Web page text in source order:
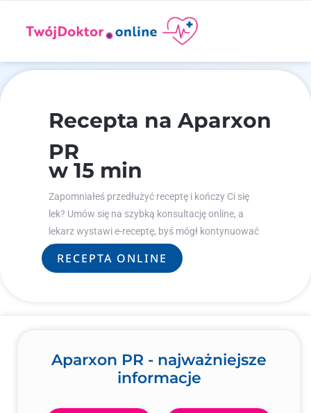
Recepta na Aparxon
PR
w 15 min
Zapomniałeś przedłużyć receptę i kończy Ci się
lek? Umów się na szybką konsultację online, a
lekarz wystawi e-receptę, byś mógł kontynuować
leczenie.
RECEPTA ONLINE
Aparxon PR - najważniejsze
informacje